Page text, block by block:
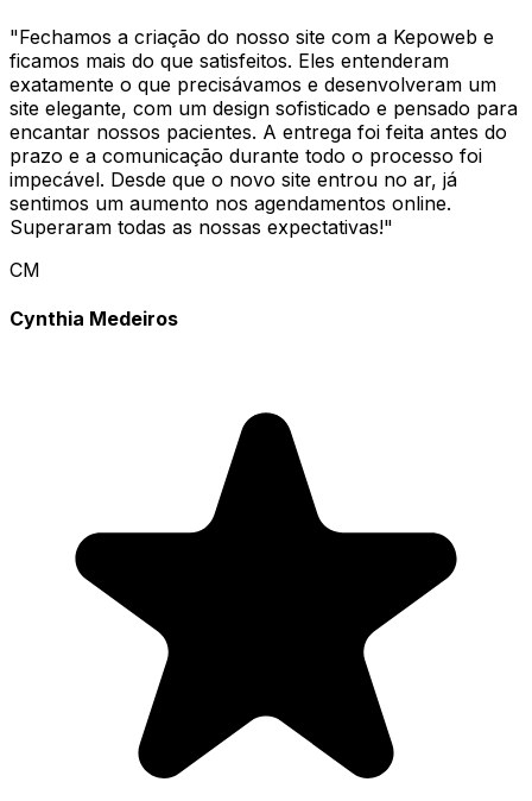
"Fechamos a criação do nosso site com a Kepoweb e
ficamos mais do que satisfeitos. Eles entenderam
exatamente o que precisávamos e desenvolveram um
site elegante, com um design sofisticado e pensado para
encantar nossos pacientes. A entrega foi feita antes do
prazo e a comunicação durante todo o processo foi
impecável. Desde que o novo site entrou no ar, já
sentimos um aumento nos agendamentos online.
Superaram todas as nossas expectativas!"
CM
Cynthia Medeiros